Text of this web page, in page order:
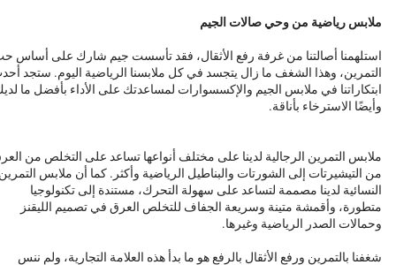
ملابس رياضية من وحي صالات الجيم
استلهمنا أصالتنا من غرفة رفع الأثقال، فقد تأسست جيم شارك على أساس
التمرين، وهذا الشغف ما زال يتجسد في كل ملابسنا الرياضية اليوم. ستجد
ابتكاراتنا في ملابس الجيم والإكسسوارات لمساعدتك على الأداء بأفضل ما
وأيضًا الاسترخاء بأناقة.
ملابس التمرين الرجالية لدينا على مختلف أنواعها تساعد على التخلص من
من التيشيرتات إلى الشورتات والبناطيل الرياضية وأكثر. كما أن ملابس
النسائية لدينا مصممة لتساعد على سهولة التحرك، مستندة إلى تكنولوجيا
متطورة، وأقمشة متينة وسريعة الجفاف للتخلص العرق في تصميم الليقنز
وحمالات الصدر الرياضية وغيرها.
شغفنا بالتمرين ورفع الأثقال بالرفع هو ما بدأ هذه العلامة التجارية، ولم ننس